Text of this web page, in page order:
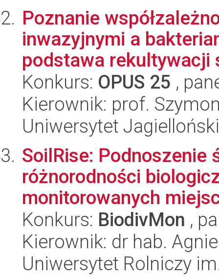
Poznanie
inwazyjnymi a
podstawa rekultywacji
Konkurs: OPUS 25 ,
Kierownik: prof.
Uniwersytet
SoilRise: Podnoszenie
różnorodności
monitorowanych
Konkurs: BiodivMon ,
Kierownik: dr hab.
Uniwersytet Rolniczy